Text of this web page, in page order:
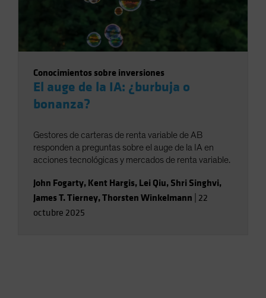
Conocimientos sobre inversiones
El auge de la IA: ¿burbuja o
bonanza?
Gestores de carteras de renta variable de AB
responden a preguntas sobre el auge de la IA en
acciones tecnológicas y mercados de renta variable.
John Fogarty, Kent Hargis, Lei Qiu, Shri Singhvi,
James T. Tierney,Thorsten Winkelmann 22
octubre 2025